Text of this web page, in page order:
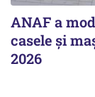
ANAF a
casele și
2026